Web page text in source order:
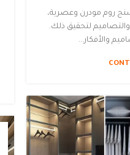
روم مودرن وعصرية،
لتحقيق ذلك.
والأفكار...